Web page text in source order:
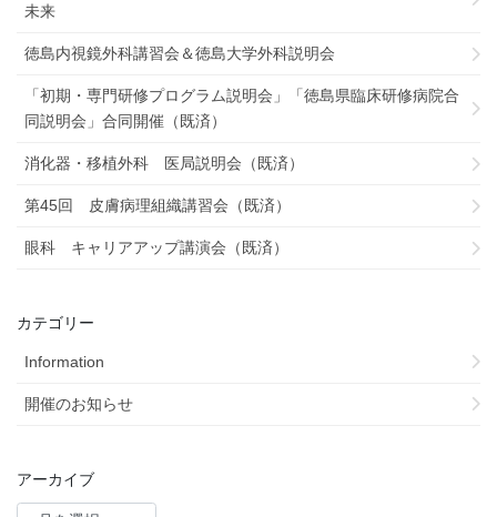
未来
徳島内視鏡外科講習会＆徳島大学外科説明会
「初期・専門研修プログラム説明会」「徳島県臨床研修病院合
同説明会」合同開催（既済）
消化器・移植外科 医局説明会（既済）
第45回 皮膚病理組織講習会（既済）
眼科 キャリアアップ講演会（既済）
カテゴリー
Information
開催のお知らせ
アーカイブ